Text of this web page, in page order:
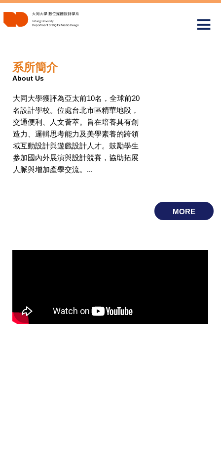
主
系所簡介
About Us
大同大學獲評為亞太前10名，全球前20
名設計學校。位處台北市區精華地段，
交通便利、人文薈萃。旨在培養具有創
造力、邏輯思考能力及美學素養的跨領
域互動設計與遊戲設計人才。鼓勵學生
參加國內外展演與設計競賽，協助拓展
人脈與增加產學交流。...
MORE